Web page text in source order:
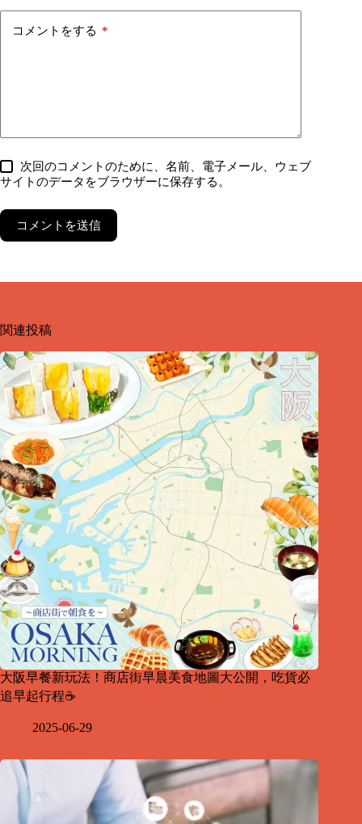
コメントをする *
次回のコメントのために、名前、電子メール、ウェブ
サイトのデータをブラウザーに保存する。
コメントを送信
関連投稿
大阪早餐新玩法！商店街早晨美食地圖大公開，吃貨必
追早起行程☕
2025-06-29